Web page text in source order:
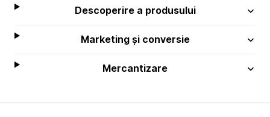
Descoperire a produsului
Marketing și conversie
Mercantizare